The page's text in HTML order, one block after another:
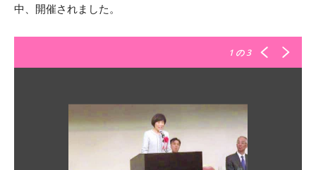
中、開催されました。
1 の 3